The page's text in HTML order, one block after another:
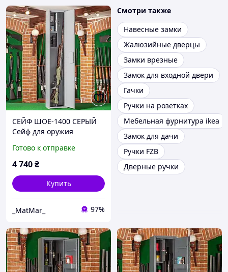
СЕЙФ ШОЕ-1400 СЕРЫЙ
Сейф для оружия
Готово к отправке
4 740₴
Купить
_MatMar_ 97%
Смотри также
Навесные замки
Жалюзийные дверцы
Замки врезные
Замок для входной двери
Гачки
Ручки на розетках
Мебельная фурнитура ikea
Замок для дачи
Ручки FZB
Дверные ручки